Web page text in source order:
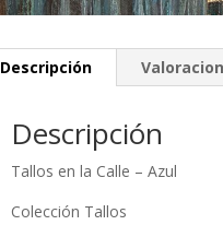
Descripción
Descripción
Tallos en la Calle – Azul
Colección Tallos